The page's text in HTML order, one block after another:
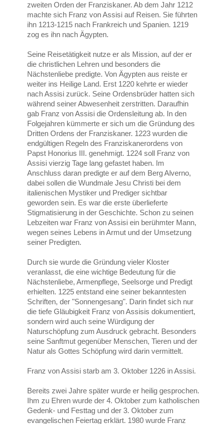
zweiten Orden der Franziskaner. Ab dem Jahr 1212
machte sich Franz von Assisi auf Reisen. Sie führten
ihn 1213-1215 nach Frankreich und Spanien. 1219
zog es ihn nach Ägypten.
Seine Reisetätigkeit nutze er als Mission, auf der er
die christlichen Lehren und besonders die
Nächstenliebe predigte. Von Ägypten aus reiste er
weiter ins Heilige Land. Erst 1220 kehrte er wieder
nach Assisi zurück. Seine Ordensbrüder hatten sich
während seiner Abwesenheit zerstritten. Daraufhin
gab Franz von Assisi die Ordensleitung ab. In den
Folgejahren kümmerte er sich um die Gründung des
Dritten Ordens der Franziskaner. 1223 wurden die
endgültigen Regeln des Franziskanerordens von
Papst Honorius III. genehmigt. 1224 soll Franz von
Assisi vierzig Tage lang gefastet haben. Im
Anschluss daran predigte er auf dem Berg Alverno,
dabei sollen die Wundmale Jesu Christi bei dem
italienischen Mystiker und Prediger sichtbar
geworden sein. Es war die erste überlieferte
Stigmatisierung in der Geschichte. Schon zu seinen
Lebzeiten war Franz von Assisi ein berühmter Mann,
wegen seines Lebens in Armut und der Umsetzung
seiner Predigten.
Durch sie wurde die Gründung vieler Kloster
veranlasst, die eine wichtige Bedeutung für die
Nächstenliebe, Armenpflege, Seelsorge und Predigt
erhielten. 1225 entstand eine seiner bekanntesten
Schriften, der "Sonnengesang". Darin findet sich nur
die tiefe Gläubigkeit Franz von Assisis dokumentiert,
sondern wird auch seine Würdigung der
Naturschöpfung zum Ausdruck gebracht. Besonders
seine Sanftmut gegenüber Menschen, Tieren und der
Natur als Gottes Schöpfung wird darin vermittelt.
Franz von Assisi starb am 3. Oktober 1226 in Assisi.
Bereits zwei Jahre später wurde er heilig gesprochen.
Ihm zu Ehren wurde der 4. Oktober zum katholischen
Gedenk- und Festtag und der 3. Oktober zum
evangelischen Feiertag erklärt. 1980 wurde Franz